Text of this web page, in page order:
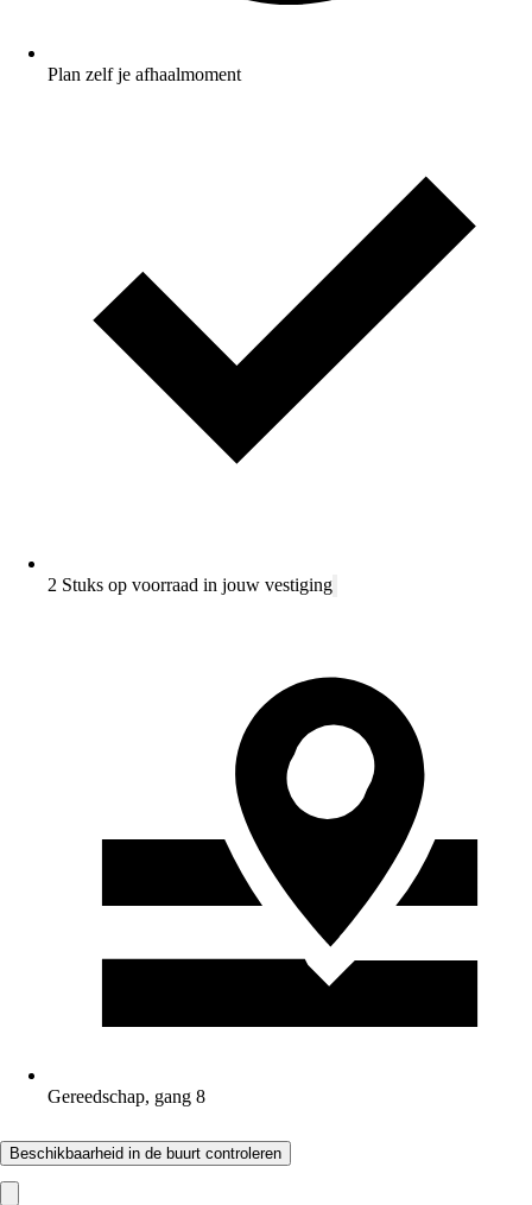
Plan zelf je afhaalmoment
2 Stuks op voorraad in jouw vestiging
Gereedschap, gang 8
Beschikbaarheid in de buurt controleren